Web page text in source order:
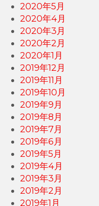
2020年5月
2020年4月
2020年3月
2020年2月
2020年1月
2019年12月
2019年11月
2019年10月
2019年9月
2019年8月
2019年7月
2019年6月
2019年5月
2019年4月
2019年3月
2019年2月
2019年1月